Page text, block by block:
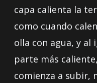
capa calienta la
como cuando
olla con agua, y al
parte más
comienza a subir,